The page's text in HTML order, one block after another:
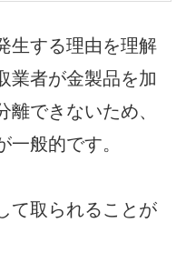
生する理由を理解
業者が金製品を加
できないため、
般的です。
て取られることが